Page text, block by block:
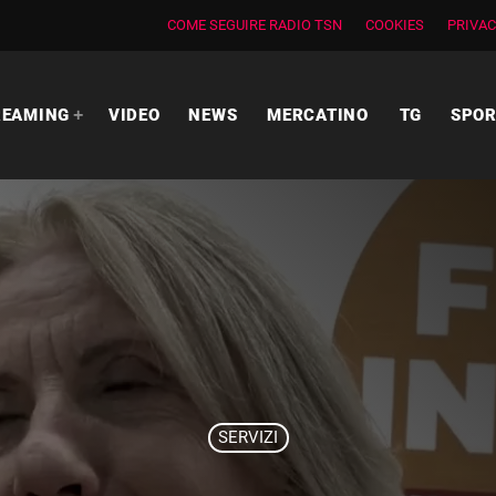
COME SEGUIRE RADIO TSN COOKIES
VIDEO NEWS MERCATINO TG
SERVIZI